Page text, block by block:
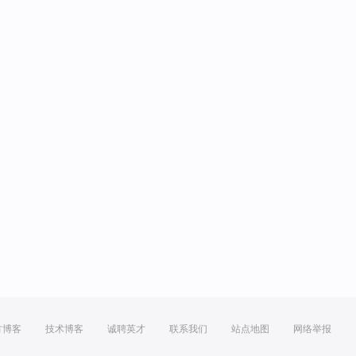
博客 技术博客 诚聘英才 联系我们 站点地图 网络举报